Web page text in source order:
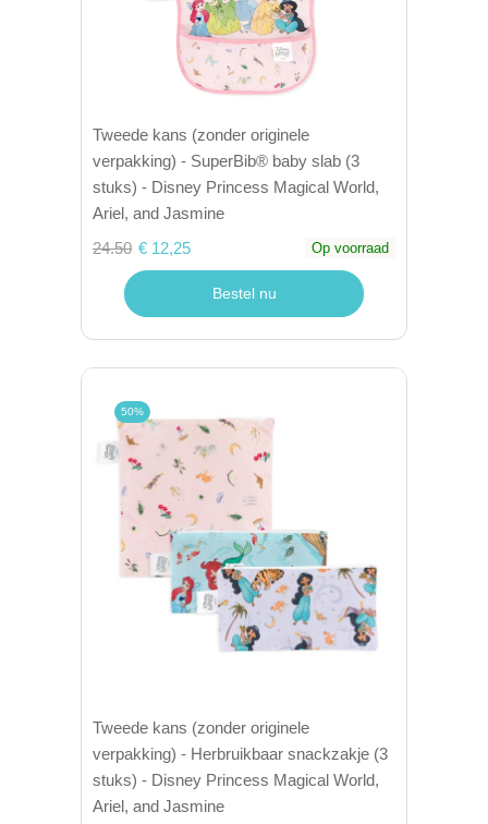
Tweede kans (zonder originele
verpakking) - SuperBib® baby slab (3
stuks) - Disney Princess Magical World,
Ariel, and Jasmine
24.50 € 12,25 Op voorraad
Bestel nu
50%
Tweede kans (zonder originele
verpakking) - Herbruikbaar snackzakje (3
stuks) - Disney Princess Magical World,
Ariel, and Jasmine